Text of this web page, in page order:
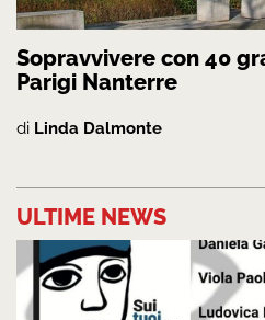
Sopravvivere con 40
Parigi Nanterre
di Linda Dalmonte
ULTIME NEWS